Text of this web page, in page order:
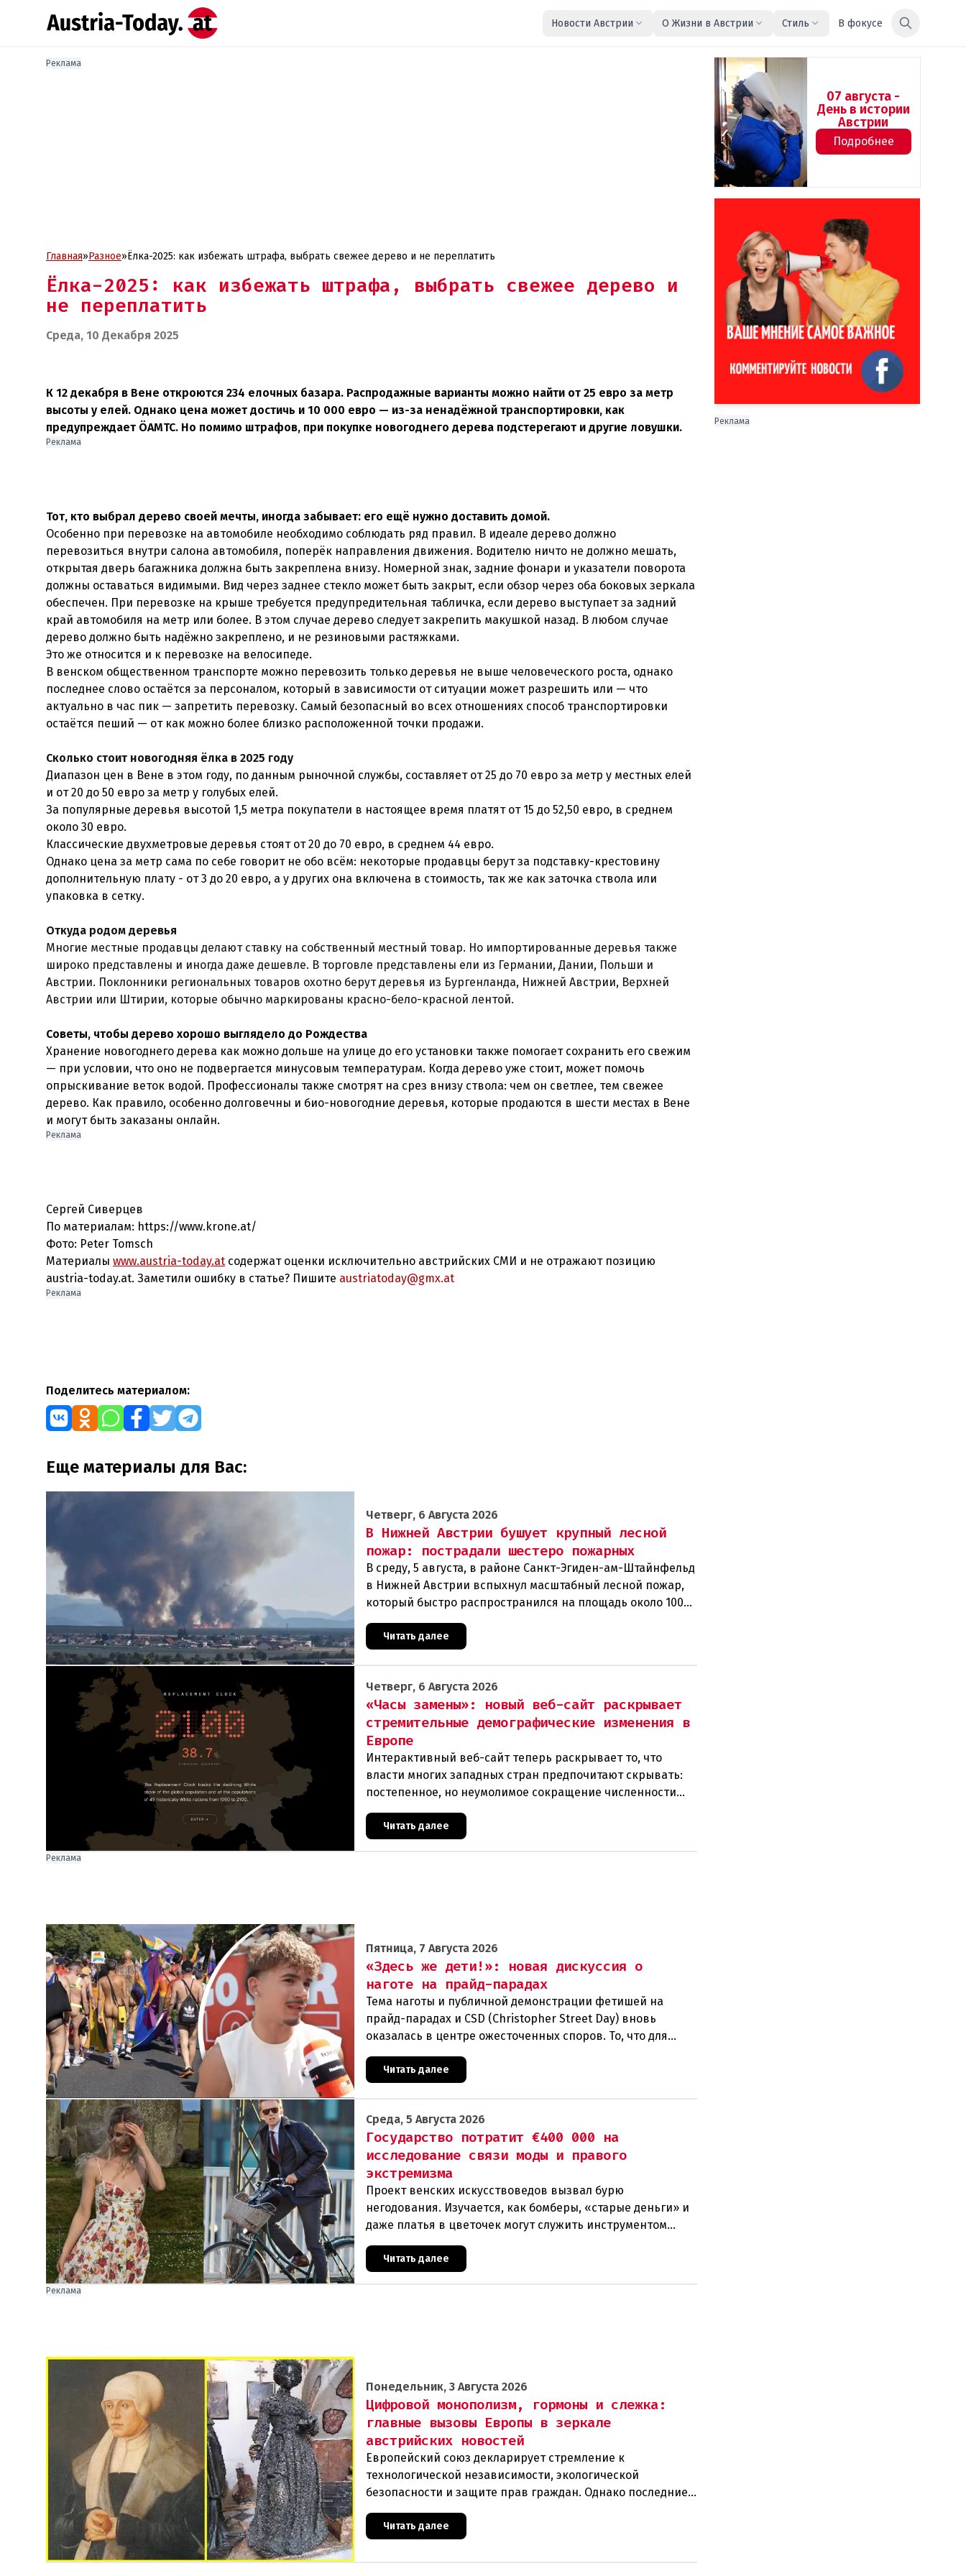
Новости Австрии О Жизни в Австрии Стиль В фокусе
Реклама
Главная»Разное»Ёлка-2025: как избежать штрафа, выбрать свежее дерево и не переплатить
Ёлка-2025: как избежать штрафа, выбрать свежее дерево и
не переплатить
Среда, 10 Декабря 2025
К 12 декабря в Вене откроются 234 елочных базара. Распродажные варианты можно найти от 25 евро за метр
высоты у елей. Однако цена может достичь и 10 000 евро — из-за ненадёжной транспортировки, как
предупреждает ÖAMTC. Но помимо штрафов, при покупке новогоднего дерева подстерегают и другие ловушки.
Реклама
Тот, кто выбрал дерево своей мечты, иногда забывает: его ещё нужно доставить домой.
Особенно при перевозке на автомобиле необходимо соблюдать ряд правил. В идеале дерево должно
перевозиться внутри салона автомобиля, поперёк направления движения. Водителю ничто не должно мешать,
открытая дверь багажника должна быть закреплена внизу. Номерной знак, задние фонари и указатели поворота
должны оставаться видимыми. Вид через заднее стекло может быть закрыт, если обзор через оба боковых зеркала
обеспечен. При перевозке на крыше требуется предупредительная табличка, если дерево выступает за задний
край автомобиля на метр или более. В этом случае дерево следует закрепить макушкой назад. В любом случае
дерево должно быть надёжно закреплено, и не резиновыми растяжками.
Это же относится и к перевозке на велосипеде.
В венском общественном транспорте можно перевозить только деревья не выше человеческого роста, однако
последнее слово остаётся за персоналом, который в зависимости от ситуации может разрешить или — что
актуально в час пик — запретить перевозку. Самый безопасный во всех отношениях способ транспортировки
остаётся пеший — от как можно более близко расположенной точки продажи.
Сколько стоит новогодняя ёлка в 2025 году
Диапазон цен в Вене в этом году, по данным рыночной службы, составляет от 25 до 70 евро за метр у местных елей
и от 20 до 50 евро за метр у голубых елей.
За популярные деревья высотой 1,5 метра покупатели в настоящее время платят от 15 до 52,50 евро, в среднем
около 30 евро.
Классические двухметровые деревья стоят от 20 до 70 евро, в среднем 44 евро.
Однако цена за метр сама по себе говорит не обо всём: некоторые продавцы берут за подставку-крестовину
дополнительную плату - от 3 до 20 евро, а у других она включена в стоимость, так же как заточка ствола или
упаковка в сетку.
Откуда родом деревья
Многие местные продавцы делают ставку на собственный местный товар. Но импортированные деревья также
широко представлены и иногда даже дешевле. В торговле представлены ели из Германии, Дании, Польши и
Австрии. Поклонники региональных товаров охотно берут деревья из Бургенланда, Нижней Австрии, Верхней
Австрии или Штирии, которые обычно маркированы красно-бело-красной лентой.
Советы, чтобы дерево хорошо выглядело до Рождества
Хранение новогоднего дерева как можно дольше на улице до его установки также помогает сохранить его свежим
— при условии, что оно не подвергается минусовым температурам. Когда дерево уже стоит, может помочь
опрыскивание веток водой. Профессионалы также смотрят на срез внизу ствола: чем он светлее, тем свежее
дерево. Как правило, особенно долговечны и био-новогодние деревья, которые продаются в шести местах в Вене
и могут быть заказаны онлайн.
Реклама
Сергей Сиверцев
По материалам: https://www.krone.at/
Фото: Peter Tomsch
Материалы www.austria-today.at содержат оценки исключительно австрийских СМИ и не отражают позицию
austria-today.at. Заметили ошибку в статье? Пишите austriatoday@gmx.at
Реклама
Поделитесь материалом:
Еще материалы для Вас:
Четверг, 6 Августа 2026
В Нижней Австрии бушует крупный лесной
пожар: пострадали шестеро пожарных
В среду, 5 августа, в районе Санкт-Эгиден-ам-Штайнфельд
в Нижней Австрии вспыхнул масштабный лесной пожар,
который быстро распространился на площадь около 100
гектаров. В ходе тушения пострадали шесте
Читать далее
Четверг, 6 Августа 2026
«Часы замены»: новый веб-сайт раскрывает
стремительные демографические изменения в
Европе
Интерактивный веб-сайт теперь раскрывает то, что
власти многих западных стран предпочитают скрывать:
постепенное, но неумолимое сокращение численности
Читать далее
Реклама
Пятница, 7 Августа 2026
«Здесь же дети!»: новая дискуссия о
наготе на прайд-парадах
Тема наготы и публичной демонстрации фетишей на
прайд-парадах и CSD (Christopher Street Day) вновь
оказалась в центре ожесточенных споров. То, что для
Читать далее
Среда, 5 Августа 2026
Государство потратит €400 000 на
исследование связи моды и правого
экстремизма
Проект венских искусствоведов вызвал бурю
негодования. Изучается, как бомберы, «старые деньги» и
даже платья в цветочек могут служить инструментом
пропаганды. Оппоненты требуют ответа от министра наук
Читать далее
Реклама
Понедельник, 3 Августа 2026
Цифровой монополизм, гормоны и слежка:
главные вызовы Европы в зеркале
австрийских новостей
Европейский союз декларирует стремление к
технологической независимости, экологической
безопасности и защите прав граждан. Однако последние
события в Австрии и решение Брюсселя показывают:
реальная п
Читать далее
07 августа -
День в истории
Австрии
Подробнее
Реклама